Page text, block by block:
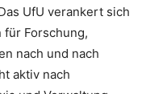
UfU verankert sich
für Forschung,
nach und nach
aktiv nach